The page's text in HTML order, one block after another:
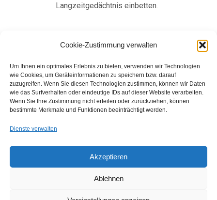
Cookie-Zustimmung verwalten
Um Ihnen ein optimales Erlebnis zu bieten, verwenden wir Technologien
wie Cookies, um Geräteinformationen zu speichern bzw. darauf
zuzugreifen. Wenn Sie diesen Technologien zustimmen, können wir Daten
wie das Surfverhalten oder eindeutige IDs auf dieser Website verarbeiten.
Wenn Sie Ihre Zustimmung nicht erteilen oder zurückziehen, können
bestimmte Merkmale und Funktionen beeinträchtigt werden.
Dienste verwalten
Akzeptieren
Ablehnen
Langzeitgedächtnis einbetten.